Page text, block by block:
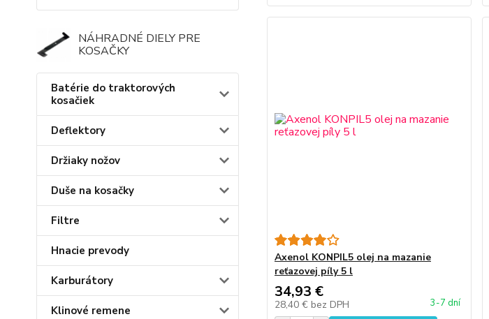
NÁHRADNÉ DIELY PRE
KOSAČKY
Batérie do traktorových
kosačiek
Deflektory
Držiaky nožov
Duše na kosačky
Filtre
Hnacie prevody
Karburátory
Klinové remene
Axenol KONPIL5 olej na mazanie
reťazovej píly 5 l
34,93 €
28,40 € bez DPH 3-7 dní